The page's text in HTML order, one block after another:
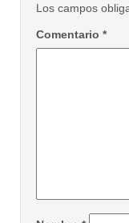
Los campos
Comentario *